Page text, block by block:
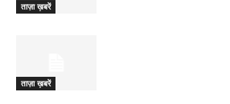
ताज़ा ख़बरें
ताज़ा ख़बरें